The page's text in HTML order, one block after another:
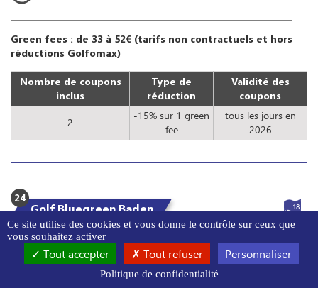
Green fees : de 33 à 52€ (tarifs non contractuels et hors
réductions Golfomax)
Nombre de coupons
inclus
Type de
réduction
Validité des
coupons
2
-15% sur 1 green
fee
tous les jours en
2026
24
Golf Bluegreen Baden
Jusqu'à 24€
économisés dans ce golf !
18
3
Ce site utilise des cookies et vous donne le contrôle sur ceux que
vous souhaitez activer
Tout accepter Tout refuser Personnaliser
Politique de confidentialité